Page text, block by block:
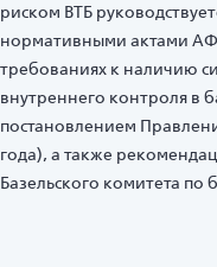
риском ВТБ
нормативными актами
требованиях к наличию
внутреннего контроля в
постановлением
года), а также
Базельского комитета по